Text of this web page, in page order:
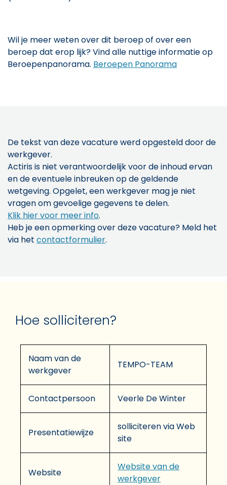
Wil je meer weten over dit beroep of over een
beroep dat erop lijk? Vind alle nuttige informatie op
Beroepenpanorama. Beroepen Panorama
De tekst van deze vacature werd opgesteld door de
werkgever.
Actiris is niet verantwoordelijk voor de inhoud ervan
en de eventuele inbreuken op de geldende
wetgeving. Opgelet, een werkgever mag je niet
vragen om gevoelige gegevens te delen.
Klik hier voor meer info.
Heb je een opmerking over deze vacature? Meld het
via het contactformulier.
Hoe solliciteren?
Naam van de
werkgever
TEMPO-TEAM
Contactpersoon Veerle De Winter
Presentatiewijze
solliciteren via Web
site
Website
Website van de
werkgever